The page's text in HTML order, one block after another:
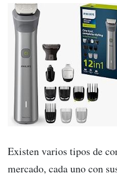
Existen varios tipos de
mercado, cada uno con